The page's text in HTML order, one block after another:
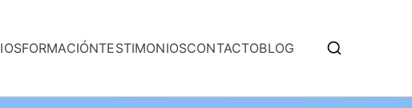
FORMACIÓNTESTIMONIOSCONTACTOBLOG